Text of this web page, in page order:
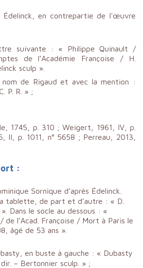
Édelinck, en contrepartie de l'œuvre
suivante : « Philippe Quinault /
de l’Académie Françoise / H.
sculp ».
de Rigaud et avec la mention :
P. R. » ;
1745, p. 310 ; Weigert, 1961, IV, p.
II, p. 1011, n° 5658 ; Perreau, 2013,
:
Sornique d’après Édelinck.
tablette, de part et d’autre : « D.
Dans le socle au dessous : «
de l’Acad. Françoise / Mort à Paris le
âgé de 53 ans ».
en buste à gauche : « Dubasty
– Bertonnier sculp. » ;